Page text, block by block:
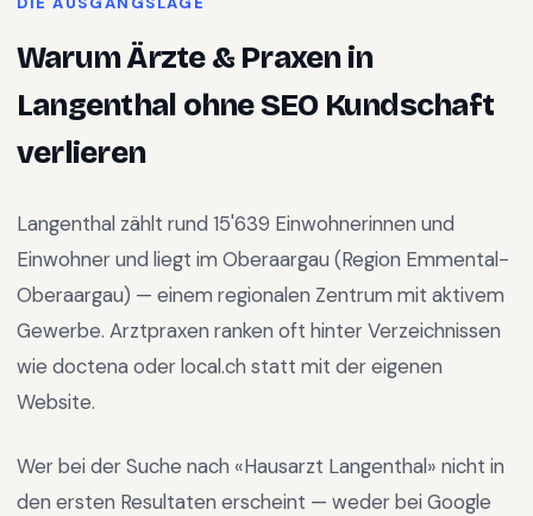
WarumÄrzte & Praxenin
Langenthal ohne SEO Kundschaft
verlieren
Langenthal zählt rund 15'639 Einwohnerinnen und
Einwohner und liegt im Oberaargau (Region Emmental-
Oberaargau) — einem regionalen Zentrum mit aktivem
Gewerbe. Arztpraxen ranken oft hinter Verzeichnissen
wie doctena oder local.ch statt mit der eigenen
Website.
Wer bei der Suche nach «Hausarzt Langenthal» nicht in
den ersten Resultaten erscheint — weder bei Google